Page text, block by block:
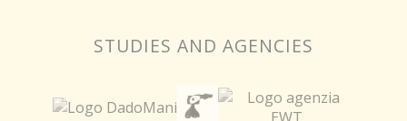
STUDIES AND AGENCIES